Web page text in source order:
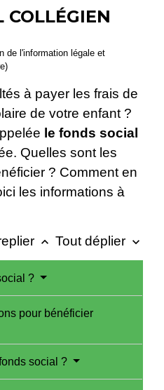
COLLÉGIEN
de l'information légale et
à payer les frais de
de votre enfant ?
le fonds social
Quelles sont les
? Comment en
les informations à
keyboard_arrow_up Tout déplier keyboard_arrow_down
?
pour bénéficier
social ?